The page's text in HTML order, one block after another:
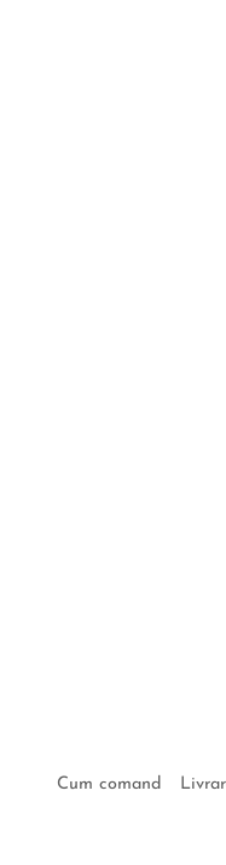
Cum comand